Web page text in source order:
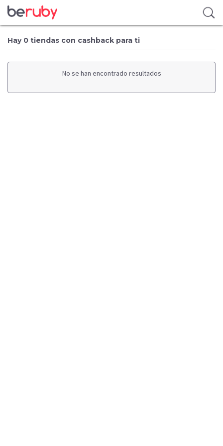
Hay 0 tiendas con cashback para ti
No se han encontrado resultados